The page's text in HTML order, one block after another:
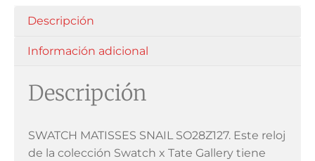
Descripción
Información adicional
Descripción
SWATCH MATISSES SNAIL SO28Z127. Este reloj
de la colección Swatch x Tate Gallery tiene